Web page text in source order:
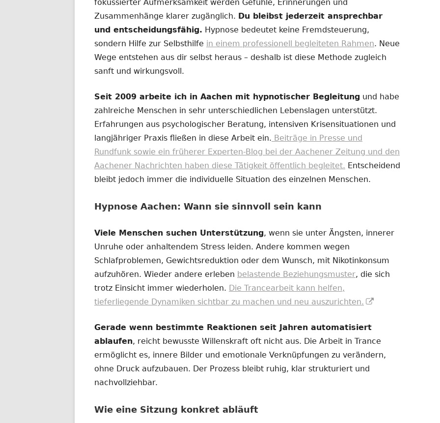
fokussierter Aufmerksamkeit werden Gefühle, Erinnerungen und
Zusammenhänge klarer zugänglich. Du bleibst jederzeit ansprechbar
und entscheidungsfähig. Hypnose bedeutet keine Fremdsteuerung,
sondern Hilfe zur Selbsthilfe in einem professionell begleiteten Rahmen. Neue
Wege entstehen aus dir selbst heraus – deshalb ist diese Methode zugleich
sanft und wirkungsvoll.
Seit 2009 arbeite ich in Aachen mit hypnotischer Begleitung und habe
zahlreiche Menschen in sehr unterschiedlichen Lebenslagen unterstützt.
Erfahrungen aus psychologischer Beratung, intensiven Krisensituationen und
langjähriger Praxis fließen in diese Arbeit ein. Beiträge in Presse und
Rundfunk sowie ein früherer Experten-Blog bei der Aachener Zeitung und den
Aachener Nachrichten haben diese Tätigkeit öffentlich begleitet. Entscheidend
bleibt jedoch immer die individuelle Situation des einzelnen Menschen.
Hypnose Aachen: Wann sie sinnvoll sein kann
Viele Menschen suchen Unterstützung, wenn sie unter Ängsten, innerer
Unruhe oder anhaltendem Stress leiden. Andere kommen wegen
Schlafproblemen, Gewichtsreduktion oder dem Wunsch, mit Nikotinkonsum
aufzuhören. Wieder andere erleben belastende Beziehungsmuster, die sich
trotz Einsicht immer wiederholen. Die Trancearbeit kann helfen,
tieferliegende Dynamiken sichtbar zu machen und neu auszurichten.
öffnen
Gerade wenn bestimmte Reaktionen seit Jahren automatisiert
ablaufen, reicht bewusste Willenskraft oft nicht aus. Die Arbeit in Trance
ermöglicht es, innere Bilder und emotionale Verknüpfungen zu verändern,
ohne Druck aufzubauen. Der Prozess bleibt ruhig, klar strukturiert und
nachvollziehbar.
Wie eine Sitzung konkret abläuft